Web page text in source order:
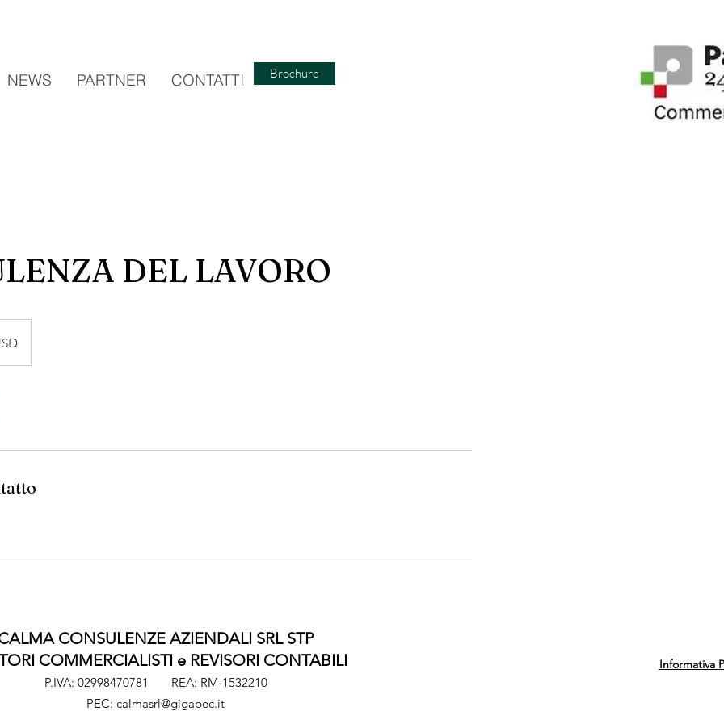
NEWS PARTNER CONTATTI Brochure
DEL LAVORO
Informativa
CONSULENZE AZIENDALI SRL STP
COMMERCIALISTI e REVISORI CONTABILI
P.IVA: 02998470781 REA: RM-1532210
PEC: calmasrl@gigapec.it